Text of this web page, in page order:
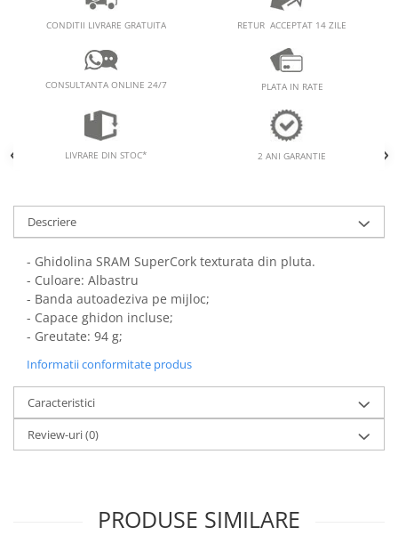
CONDITII LIVRARE GRATUITA RETUR ACCEPTAT 14 ZILE
CONSULTANTA ONLINE 24/7 PLATA IN RATE
LIVRARE DIN STOC* 2 ANI GARANTIE
Descriere
- Ghidolina SRAM SuperCork texturata din pluta.
- Culoare: Albastru
- Banda autoadeziva pe mijloc;
- Capace ghidon incluse;
- Greutate: 94 g;
Informatii conformitate produs
Caracteristici
Review-uri(0)
PRODUSE SIMILARE